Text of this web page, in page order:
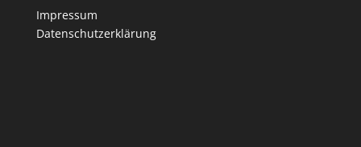
Impressum
Datenschutzerklärung